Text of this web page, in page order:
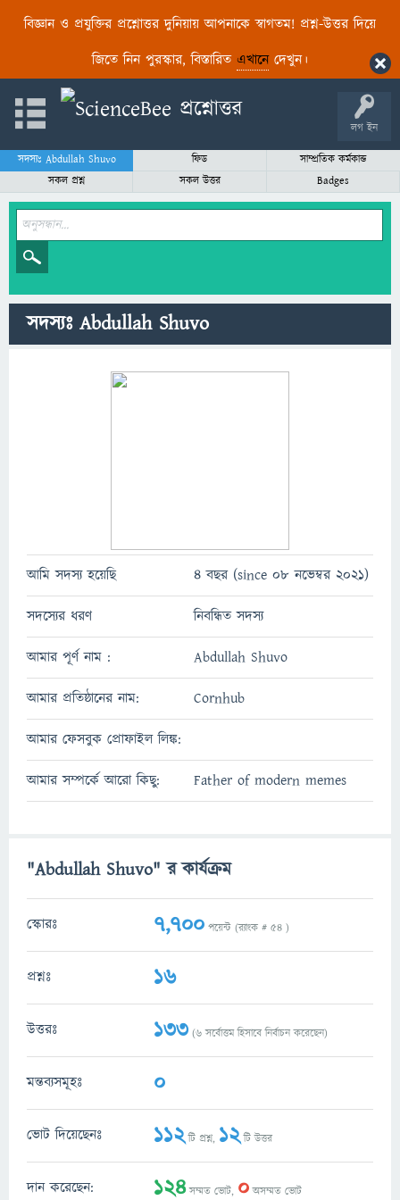
বিজ্ঞান ও প্রযুক্তির প্রশ্নোত্তর দুনিয়ায় আপনাকে স্বাগতম! প্রশ্ন-উত্তর দিয়ে
জিতে নিন পুরস্কার, বিস্তারিত এখানেদেখুন।
লগ ইন
সদস্যঃ Abdullah Shuvo ফিড
সাম্প্রতিক কর্মকান্ড
সকল প্রশ্ন
সকল উত্তর Badges
সদস্যঃ Abdullah Shuvo
আমি সদস্য হয়েছি 4 বছর (since 08 নভেম্বর 2021)
সদস্যের ধরণ নিবন্ধিত সদস্য
আমার পূর্ণ নাম : Abdullah Shuvo
আমার প্রতিষ্ঠানের নাম: Cornhub
আমার ফেসবুক প্রোফাইল লিঙ্ক:
আমার সম্পর্কে আরো কিছু: Father of modern memes
"Abdullah Shuvo" র কার্যক্রম
স্কোরঃ 7,700 পয়েন্ট (র‌্যাংক # 54 )
প্রশ্নঃ 16
উত্তরঃ 133 (6সর্বোত্তম হিসাবে নির্বাচন করেছেন)
মন্তব্যসমূহঃ 0
ভোট দিয়েছেনঃ 112টি প্রশ্ন, 12টি উত্তর
দান করেছেন: 124সম্মত ভোট, 0অসম্মত ভোট